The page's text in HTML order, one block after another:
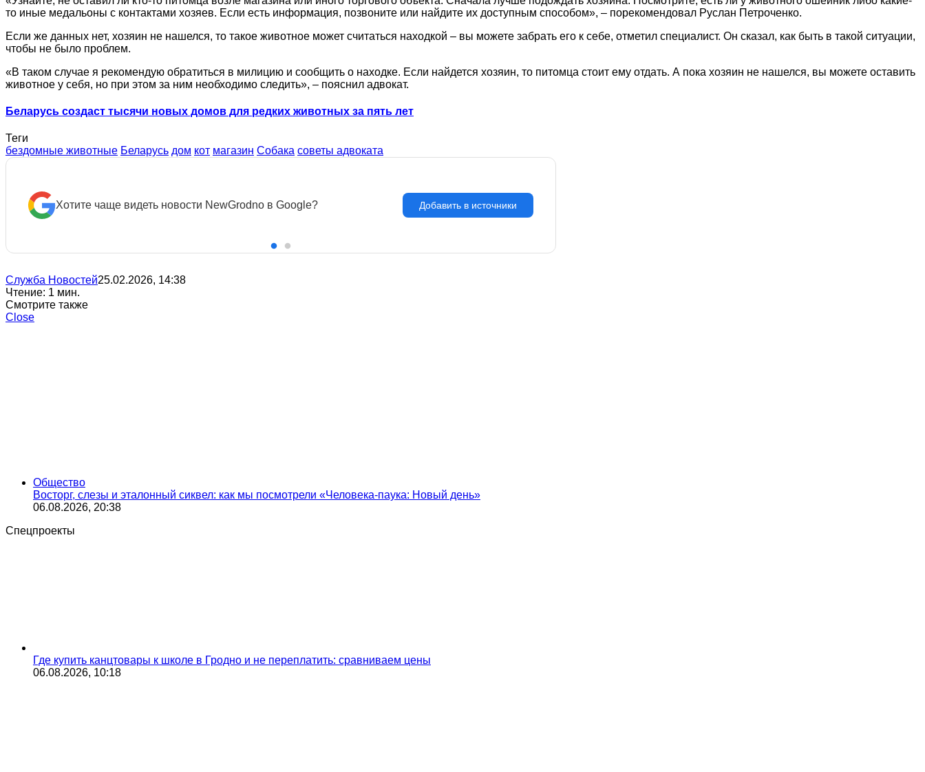
то иные медальоны с контактами хозяев. Если есть информация, позвоните или найдите их доступным способом», – порекомендовал Руслан Петроченко.
Если же данных нет, хозяин не нашелся, то такое животное может считаться находкой – вы можете забрать его к себе, отметил специалист. Он сказал, как быть в такой ситуации,
чтобы не было проблем.
«В таком случае я рекомендую обратиться в милицию и сообщить о находке. Если найдется хозяин, то питомца стоит ему отдать. А пока хозяин не нашелся, вы можете оставить
животное у себя, но при этом за ним необходимо следить», – пояснил адвокат.
Беларусь создаст тысячи новых домов для редких животных за пять лет
Теги
бездомные животные Беларусь дом кот магазин Собака советы адвоката
Хотите чаще видеть новости NewGrodno в Google? Добавить в источники
Служба Новостей25.02.2026, 14:38
Чтение: 1 мин.
Смотрите также
Close
Общество
Восторг, слезы и эталонный сиквел: как мы посмотрели «Человека-паука: Новый день»
06.08.2026, 20:38
Спецпроекты
Где купить канцтовары к школе в Гродно и не переплатить: сравниваем цены
06.08.2026, 10:18